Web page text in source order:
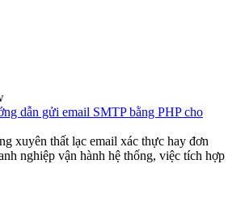
dẫn gửi email SMTP bằng PHP cho
xuyên thất lạc email xác thực hay đơn
nghiệp vận hành hệ thống, việc tích hợp